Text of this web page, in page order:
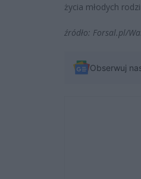
życia młodych
źródło: Forsal.pl/
Obserwuj